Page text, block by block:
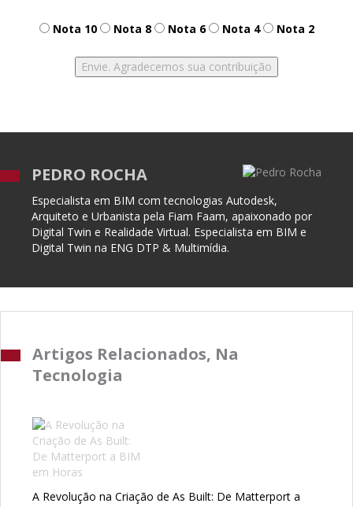
Nota 10 Nota 8 Nota 6 Nota 4 Nota 2
PEDRO ROCHA
Especialista em BIM com tecnologias Autodesk,
Arquiteto e Urbanista pela Fiam Faam, apaixonado por
Digital Twin e Realidade Virtual. Especialista em BIM e
Digital Twin na ENG DTP & Multimídia.
Artigos Relacionados, Na
Tecnologia
A Revolução na Criação de As Built: De Matterport a